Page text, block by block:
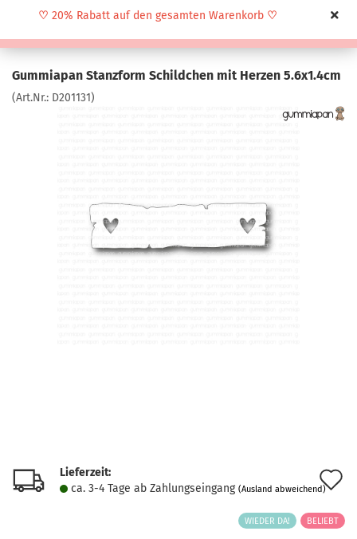
♡ 20% Rabatt auf den gesamten Warenkorb ♡
Gummiapan Stanzform Schildchen mit Herzen 5.6x1.4cm
(Art.Nr.: D201131)
Lieferzeit:
ca. 3-4 Tage ab Zahlungseingang (Ausland abweichend)
WIEDER DA! BELIEBT